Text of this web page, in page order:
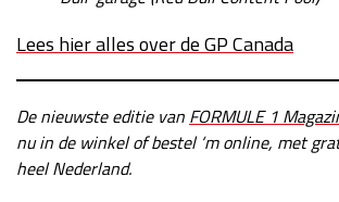
Lees hier alles over de GP Canada
De nieuwste editie van FORMULE 1
nu in de winkel of bestel ‘m online, met
heel Nederland.